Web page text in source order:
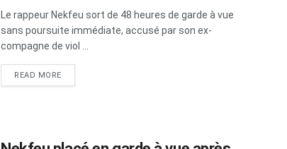
Le rappeur Nekfeu sort de 48 heures de garde à vue
sans poursuite immédiate, accusé par son ex-
compagne de viol ...
READ MOREDETAILS